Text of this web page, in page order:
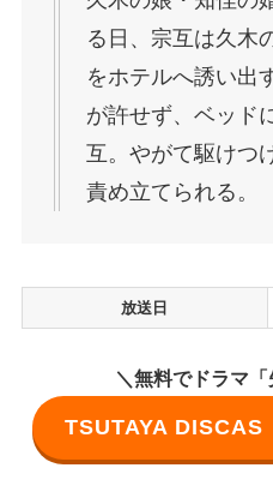
る日、宗互は久木
をホテルへ誘い出
が許せず、ベッド
互。やがて駆けつ
責め立てられる。
放送日
＼無料でドラマ
TSUTAYA DISCAS